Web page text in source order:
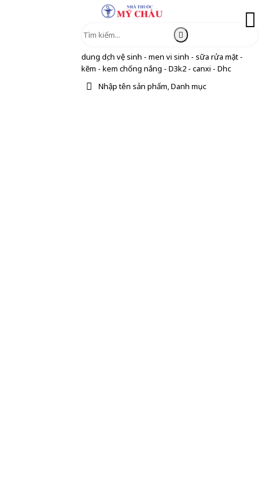
dung dịch vệ sinh - men vi sinh - sữa rửa mặt -
kẽm - kem chống nắng - D3k2 - canxi - Dhc
Nhập tên sản phẩm, Danh mục